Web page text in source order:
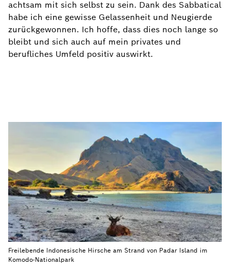
achtsam mit sich selbst zu sein. Dank des Sabbatical
habe ich eine gewisse Gelassenheit und Neugierde
zurückgewonnen. Ich hoffe, dass dies noch lange so
bleibt und sich auch auf mein privates und
berufliches Umfeld positiv auswirkt.
Freilebende Indonesische Hirsche am Strand von Padar Island im
Komodo-Nationalpark